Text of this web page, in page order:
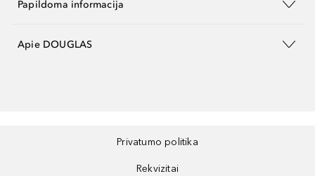
Papildoma informacija
Apie DOUGLAS
Privatumo politika
Rekvizitai